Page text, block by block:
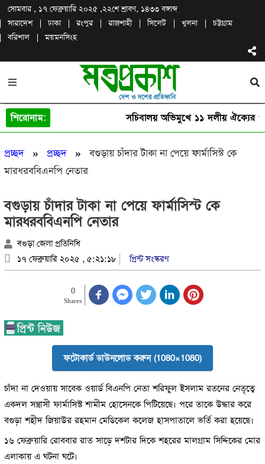
সোমবার , ১৭ ফেব্রুয়ারি ২০২৫ ,২২শে শ্রাবণ, ১৪৩৩ বঙ্গাব্দ
সারাদেশ
ঢাকা রংপুর রাজশাহী সিলেট খুলনা
চট্টগ্রাম
বরিশাল
ময়মনসিংহ
শিরোনাম: সচিবালয় অভিমুখে ১১ দলীয় ঐক্যের
প্রচ্ছদ» প্রচ্ছদ»বগুড়ায় চাঁদার টাকা না পেয়ে ফার্মাসিস্ট কে
মারধরববিএনপি নেতার
বগুড়ায় চাঁদার টাকা না পেয়ে ফার্মাসিস্ট কে
মারধরববিএনপি নেতার
বগুড়া জেলা প্রতিনিধি
১৭ ফেব্রুয়ারি ২০২৫ , ৫:২১:১৮
প্রিন্ট সংস্করণ
0
Shares
ফটোকার্ড ডাউনলোড করুন (1080×1080)
চাঁদা না দেওয়ায় সাবেক ওয়ার্ড বিএনপি নেতা শরিফুল ইসলাম রতনের নেতৃত্বে
একদল সন্ত্রাসী ফার্মাসিস্ট শামীম হোসেনকে পিটিয়েছে। পরে তাকে উদ্ধার করে
বগুড়া শহীদ জিয়াউর রহমান মেডিকেল কলেজ হাসপাতালে ভর্তি করা হয়েছে।
১৬ ফেব্রুয়ারি রোববার রাত সাড়ে দশটার দিকে শহরের মালগ্রাম সিদ্দিকের মোর
এলাকায় এ ঘটনা ঘটে।